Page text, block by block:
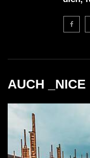
Fragen &
Wer ist Lea
Lea Occhi ist
Produzentin,
AUCH _NICE